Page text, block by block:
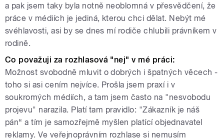
a pak jsem taky byla notně neoblomná v přesvědčení, že
práce v médiích je jediná, kterou chci dělat. Nebýt mé
svéhlavosti, asi by se dnes mí rodiče chlubili právníkem v
rodině.
Co považuji za rozhlasová "nej" v mé práci:
Možnost svobodně mluvit o dobrých i špatných věcech -
toho si asi cením nejvíce. Prošla jsem praxí i v
soukromých médiích, a tam jsem často na "nesvobodu
projevu" narazila. Platí tam pravidlo: "Zákazník je náš
pán“ a tím je samozřejmě myšlen platící objednavatel
reklamy. Ve veřejnoprávním rozhlase si nemusím